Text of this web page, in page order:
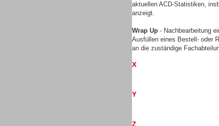
aktuellen ACD-Statistiken,
anzeigt.
Wrap Up - Nachbearbeitung
Ausfüllen eines Bestell- oder
an die zuständige
X
Y
Z